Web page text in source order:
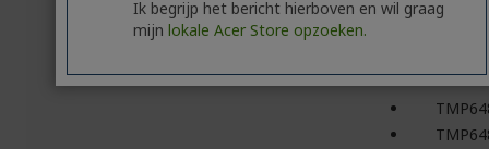
Ik begrijp het bericht hierboven en wil graag
mijn lokale Acer Store opzoeken.